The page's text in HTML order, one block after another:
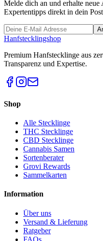
Melde dich an und erhalte
Expertentipps direkt in dein
Hanfstecklingshop
Premium Hanfstecklinge aus
Transparenz und Expertise.
Shop
Alle Stecklinge
THC Stecklinge
CBD Stecklinge
Cannabis Samen
Sortenberater
Grovi Rewards
Sammelkarten
Information
Über uns
Versand & Lieferung
Ratgeber
FAQs